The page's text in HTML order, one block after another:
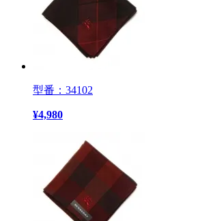
型番：34102
¥4,980